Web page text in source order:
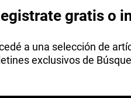
gratis o
a una selección de
exclusivos de